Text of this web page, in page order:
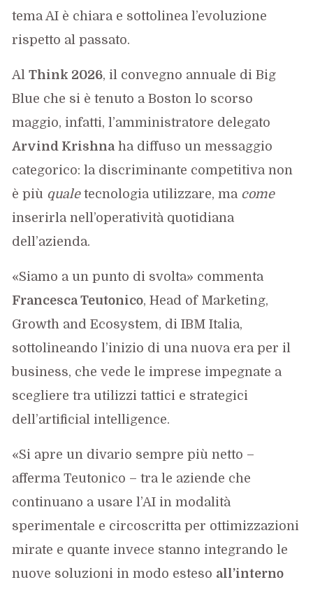
tema AI è chiara e sottolinea l’evoluzione
rispetto al passato.
AlThink 2026, il convegno annuale di Big
Blue che si è tenuto a Boston lo scorso
maggio, infatti, l’amministratore delegato
Arvind Krishna ha diffuso un messaggio
categorico: la discriminante competitiva non
è più qualetecnologia utilizzare, ma come
inserirla nell’operatività quotidiana
dell’azienda.
«Siamo a un punto di svolta» commenta
Francesca Teutonico, Head of Marketing,
Growth and Ecosystem, di IBM Italia,
sottolineando l’inizio di una nuova era per il
business, che vede le imprese impegnate a
scegliere tra utilizzi tattici e strategici
dell’artificial intelligence.
«Si apre un divario sempre più netto –
afferma Teutonico – tra le aziende che
continuano a usare l’AI in modalità
sperimentale e circoscritta per ottimizzazioni
mirate e quante invece stanno integrando le
nuove soluzioni in modo esteso all’interno